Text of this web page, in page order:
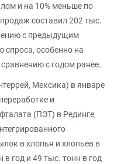
и на 10% меньше по
составил 202 тыс.
с предыдущим
спроса, особенно на
с годом ранее.
Мексика) в январе
и
(ПЭТ) в Рединге,
в хлопья и хлопьев в
в год и 49 тыс. тонн в год